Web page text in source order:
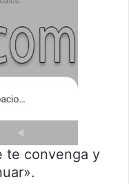
te convenga y